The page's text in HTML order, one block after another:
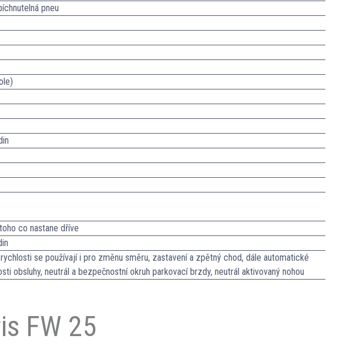
pneu
co nastane dříve
se používají i pro změnu směru, zastavení a zpětný chod, dále automatické
obsluhy, neutrál a bezpečnostní okruh parkovací brzdy, neutrál aktivovaný nohou
FW 25